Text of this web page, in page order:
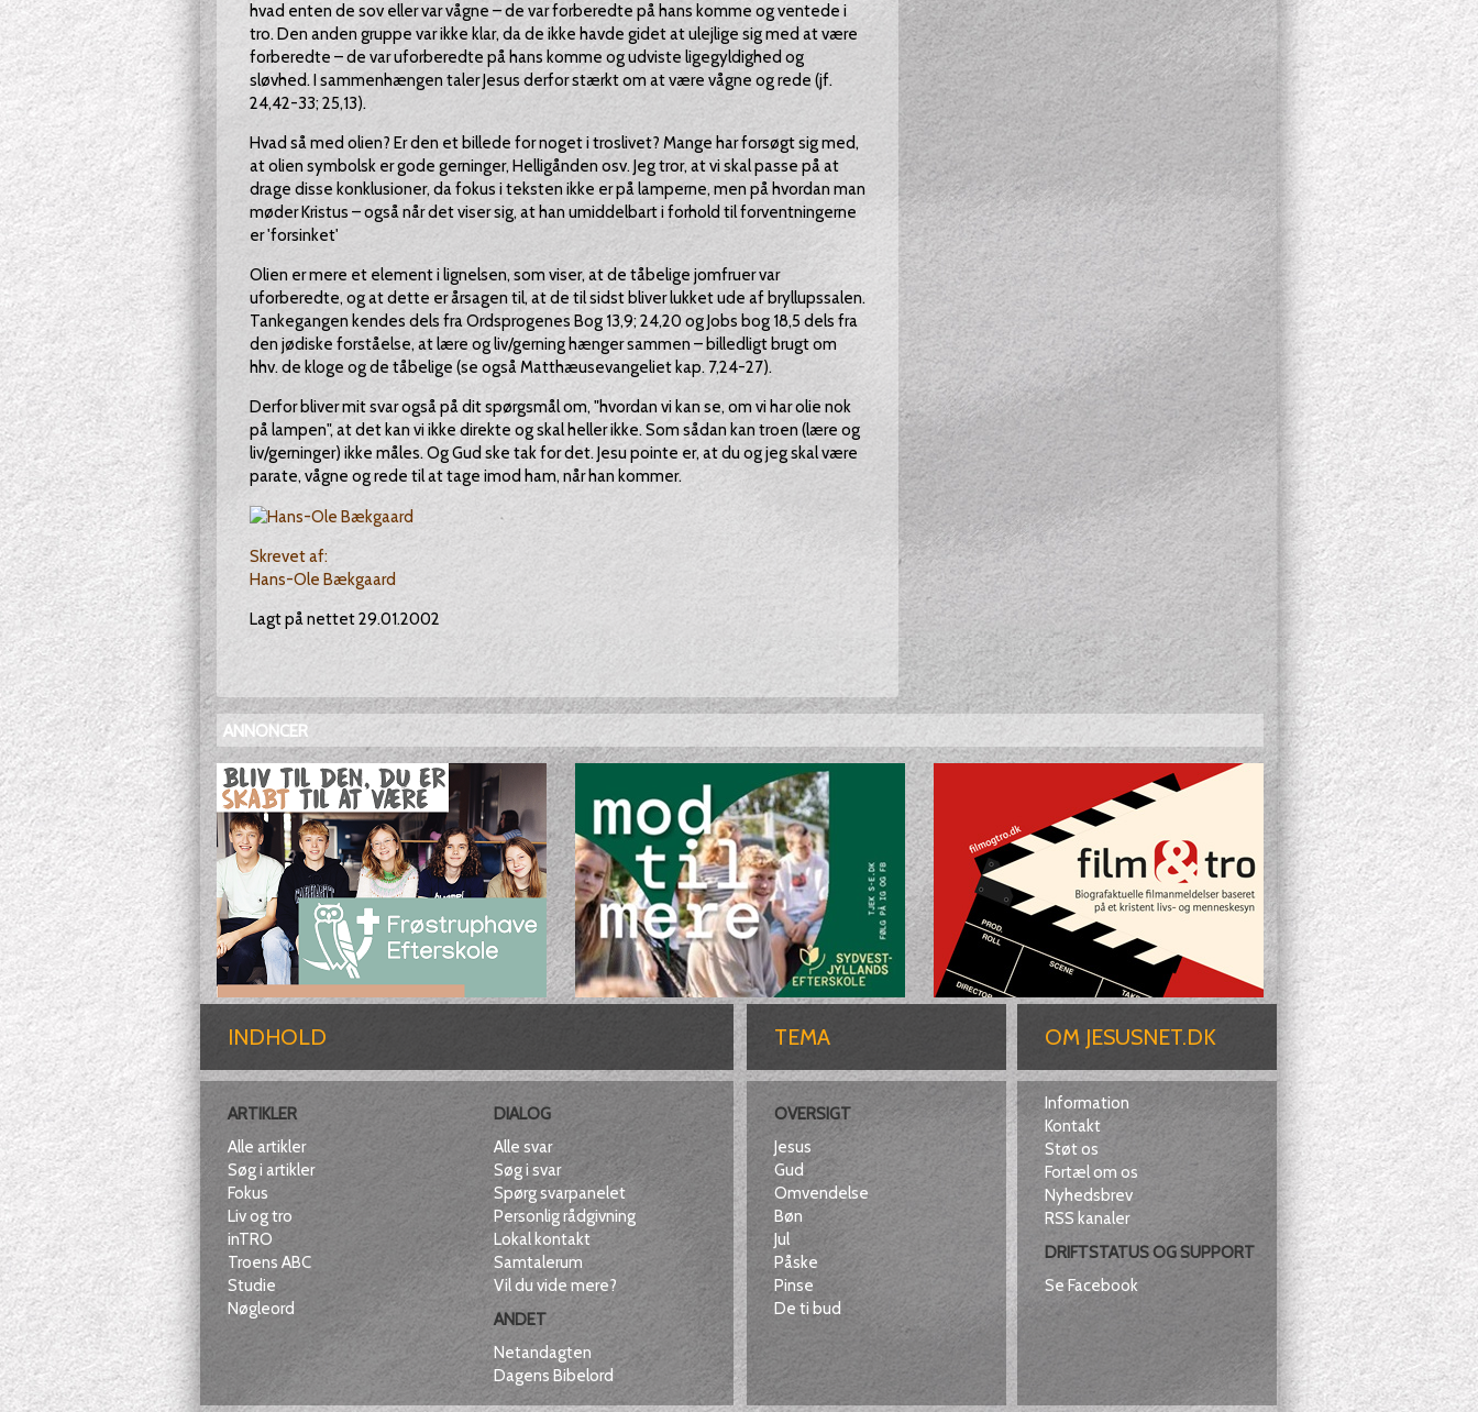
hvad enten de sov eller var vågne – de var forberedte på hans komme og ventede i
tro. Den anden gruppe var ikke klar, da de ikke havde gidet at ulejlige sig med at være
forberedte – de var uforberedte på hans komme og udviste ligegyldighed og
sløvhed. I sammenhængen taler Jesus derfor stærkt om at være vågne og rede (jf.
24,42-33; 25,13).
Hvad så med olien? Er den et billede for noget i troslivet? Mange har forsøgt sig med,
at olien symbolsk er gode gerninger, Helligånden osv. Jeg tror, at vi skal passe på at
drage disse konklusioner, da fokus i teksten ikke er på lamperne, men på hvordan man
møder Kristus – også når det viser sig, at han umiddelbart i forhold til forventningerne
er 'forsinket'
Olien er mere et element i lignelsen, som viser, at de tåbelige jomfruer var
uforberedte, og at dette er årsagen til, at de til sidst bliver lukket ude af bryllupssalen.
Tankegangen kendes dels fra Ordsprogenes Bog 13,9; 24,20 og Jobs bog 18,5 dels fra
den jødiske forståelse, at lære og liv/gerning hænger sammen – billedligt brugt om
hhv. de kloge og de tåbelige (se også Matthæusevangeliet kap. 7,24-27).
Derfor bliver mit svar også på dit spørgsmål om, "hvordan vi kan se, om vi har olie nok
på lampen", at det kan vi ikke direkte og skal heller ikke. Som sådan kan troen (lære og
liv/gerninger) ikke måles. Og Gud ske tak for det. Jesu pointe er, at du og jeg skal være
parate, vågne og rede til at tage imod ham, når han kommer.
Skrevet af:
Hans-Ole Bækgaard
Lagt på nettet 29.01.2002
ANNONCER
INDHOLD
ARTIKLER
Alle artikler
Søg i artikler
Fokus
Liv og tro
inTRO
Troens ABC
Studie
Nøgleord
DIALOG
Alle svar
Søg i svar
Spørg svarpanelet
Personlig rådgivning
Lokal kontakt
Samtalerum
Vil du vide mere?
ANDET
Netandagten
Dagens Bibelord
TEMA
OVERSIGT
Jesus
Gud
Omvendelse
Bøn
Jul
Påske
Pinse
De ti bud
OM JESUSNET.DK
Information
Kontakt
Støt os
Fortæl om os
Nyhedsbrev
RSS kanaler
DRIFTSTATUS OG SUPPORT
Se Facebook